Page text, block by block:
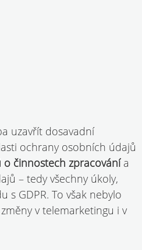
uzavřít dosavadní
ochrany osobních údajů
o činnostech zpracování a
– tedy všechny úkoly,
s GDPR. To však nebylo
v telemarketingu i v